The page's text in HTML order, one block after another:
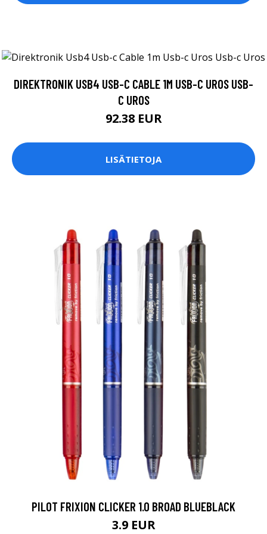
DIREKTRONIK USB4 USB-C CABLE 1M USB-C UROS USB-
C UROS
92.38 EUR
LISÄTIETOJA
PILOT FRIXION CLICKER 1.0 BROAD BLUEBLACK
3.9 EUR